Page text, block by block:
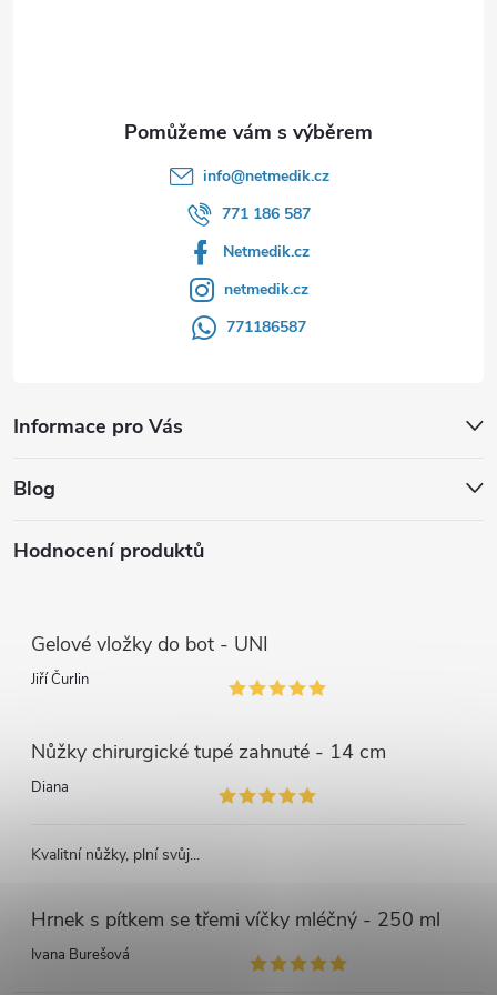
Informace pro Vás
info@netmedik.cz
771 186 587
Netmedik.cz
netmedik.cz
771186587
Blog
Hodnocení produktů
Gelové vložky do bot - UNI
Jiří Čurlin
Nůžky chirurgické tupé zahnuté - 14 cm
Diana
Kvalitní nůžky, plní svůj...
Hrnek s pítkem se třemi víčky mléčný - 250 ml
Ivana Burešová